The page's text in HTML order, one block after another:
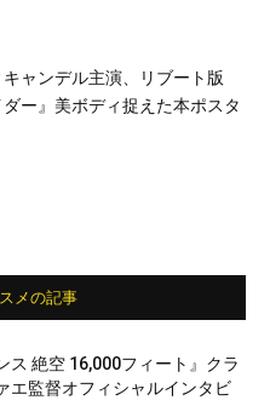
ャンデル主演、リブート版
ダー』美ボディ捉えた本ポスタ
メの記事
ス 絶空 16,000フィート』クラ
エ監督オフィシャルインタビ